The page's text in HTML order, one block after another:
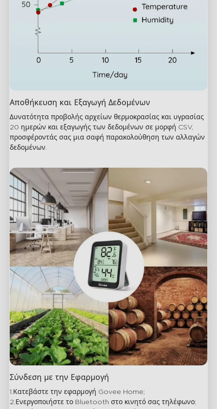
Αποθήκευση και Εξαγωγή Δεδομένων
Δυνατότητα προβολής αρχείων θερμοκρασίας και υγρασίας
20 ημερών και εξαγωγής των δεδομένων σε μορφή CSV,
προσφέροντάς σας μια σαφή παρακολούθηση των αλλαγών
δεδομένων.
Σύνδεση με την Εφαρμογή
1.Κατεβάστε την εφαρμογή Govee Home;
2.Ενεργοποιήστε το Bluetooth στο κινητό σας τηλέφωνο;